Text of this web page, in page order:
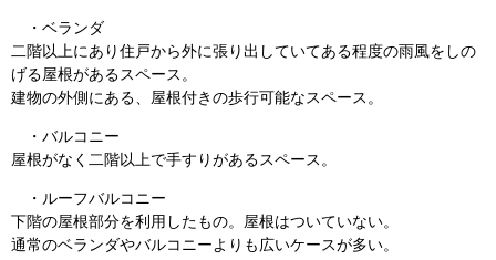
・ベランダ
二階以上にあり住戸から外に張り出していてある程度の雨風をしの
げる屋根があるスペース。
建物の外側にある、屋根付きの歩行可能なスペース。
・バルコニー
屋根がなく二階以上で手すりがあるスペース。
・ルーフバルコニー
下階の屋根部分を利用したもの。屋根はついていない。
通常のベランダやバルコニーよりも広いケースが多い。